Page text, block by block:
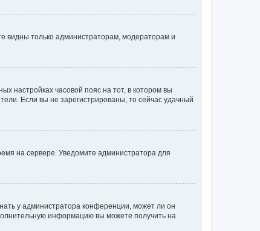
видны только администраторам, модераторам и
настройках часовой пояс на тот, в котором вы
Если вы не зарегистрированы, то сейчас удачный
на сервере. Уведомите администратора для
у администратора конференции, может ли он
информацию вы можете получить на